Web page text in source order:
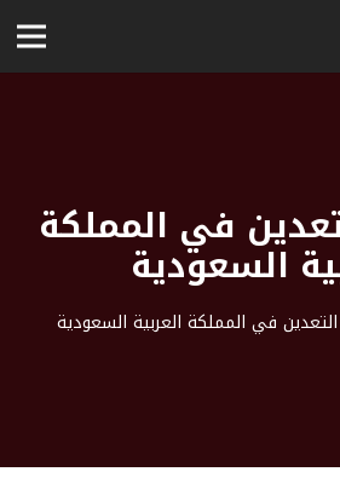
في المملكة
السعودية
في المملكة العربية السعودية